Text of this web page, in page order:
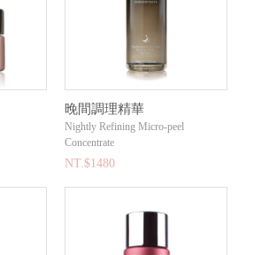
晚間調理精華
Nightly Refining Micro-peel
Concentrate
NT.$1480